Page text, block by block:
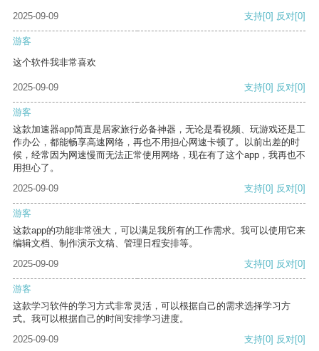
2025-09-09 支持[0] 反对[0]
游客
这个软件我非常喜欢
2025-09-09 支持[0] 反对[0]
游客
这款加速器app简直是居家旅行必备神器，无论是看视频、玩游戏还是工
作办公，都能畅享高速网络，再也不用担心网速卡顿了。以前出差的时
候，经常因为网速慢而无法正常使用网络，现在有了这个app，我再也不
用担心了。
2025-09-09
支持[0] 反对[0]
游客
这款app的功能非常强大，可以满足我所有的工作需求。我可以使用它来
编辑文档、制作演示文稿、管理日程安排等。
2025-09-09
支持[0] 反对[0]
游客
这款学习软件的学习方式非常灵活，可以根据自己的需求选择学习方
式。我可以根据自己的时间安排学习进度。
2025-09-09
支持[0] 反对[0]